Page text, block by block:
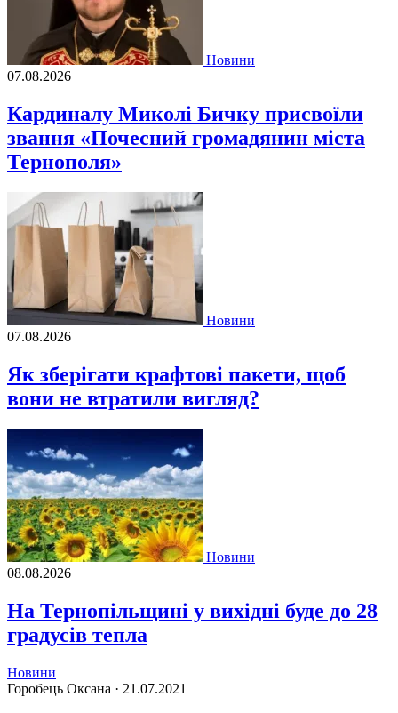
Новини
07.08.2026
Кардиналу Миколі Бичку присвоїли
звання «Почесний громадянин міста
Тернополя»
Новини
07.08.2026
Як зберігати крафтові пакети, щоб
вони не втратили вигляд?
Новини
08.08.2026
На Тернопільщині у вихідні буде до 28
градусів тепла
Новини
Горобець Оксана · 21.07.2021